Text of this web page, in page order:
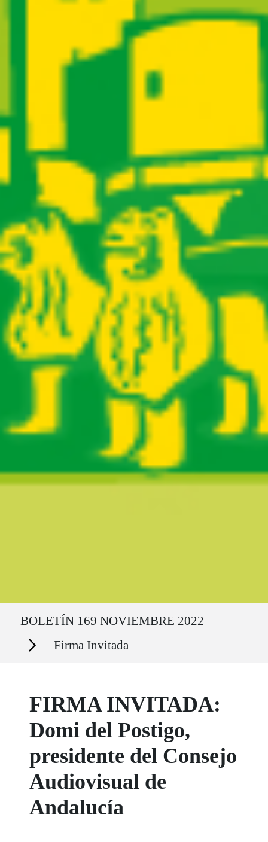
BOLETÍN 169 NOVIEMBRE 2022
Secciones Firma Invitada
FIRMA INVITADA:
Domi del Postigo,
presidente del Consejo
Audiovisual de
Andalucía